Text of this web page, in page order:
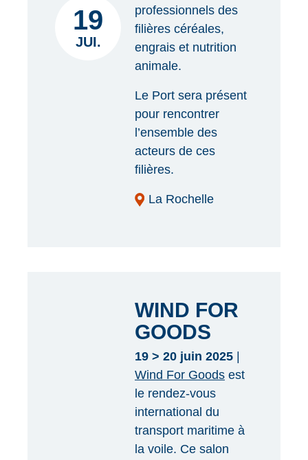
19
JUI.
professionnels des
filières céréales,
engrais et nutrition
animale.
Le Port sera présent
pour rencontrer
l’ensemble des
acteurs de ces
filières.
La Rochelle
WIND FOR
GOODS
19 > 20 juin 2025
Wind For Goods est
le rendez-vous
international du
transport maritime à
la voile. Ce salon